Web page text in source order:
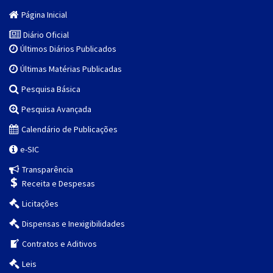
Página Inicial
Diário Oficial
Últimos Diários Publicados
Últimas Matérias Publicadas
Pesquisa Básica
Pesquisa Avançada
Calendário de Publicações
e-SIC
Transparência
Receita e Despesas
Licitações
Dispensas e Inexigibilidades
Contratos e Aditivos
Leis